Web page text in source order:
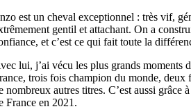
est un cheval exceptionnel : très vif,
gentil et attachant. On a
et c’est ce qui fait toute la
lui, j’ai vécu les plus grands moments
trois fois champion du monde, deux
nombreux autres titres. C’est aussi grâce
France en 2021.